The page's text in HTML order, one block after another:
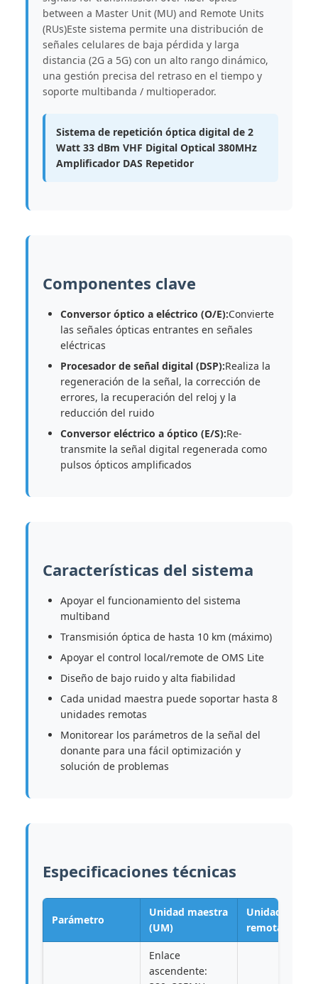
between a Master Unit (MU) and Remote Units
(RUs)Este sistema permite una distribución de
señales celulares de baja pérdida y larga
distancia (2G a 5G) con un alto rango dinámico,
una gestión precisa del retraso en el tiempo y
soporte multibanda / multioperador.
Sistema de repetición óptica digital de 2
Watt 33 dBm VHF Digital Optical 380MHz
Amplificador DAS Repetidor
Componentes clave
Conversor óptico a eléctrico (O/E):Convierte
las señales ópticas entrantes en señales
eléctricas
Procesador de señal digital (DSP):Realiza la
regeneración de la señal, la corrección de
errores, la recuperación del reloj y la
reducción del ruido
Conversor eléctrico a óptico (E/S):Re-
transmite la señal digital regenerada como
pulsos ópticos amplificados
Características del sistema
Apoyar el funcionamiento del sistema
multiband
Transmisión óptica de hasta 10 km (máximo)
Apoyar el control local/remote de OMS Lite
Diseño de bajo ruido y alta fiabilidad
Cada unidad maestra puede soportar hasta 8
unidades remotas
Monitorear los parámetros de la señal del
donante para una fácil optimización y
solución de problemas
Especificaciones técnicas
Parámetro
Unidad maestra
(UM)
Unidad
remota (RU)
Enlace
ascendente: